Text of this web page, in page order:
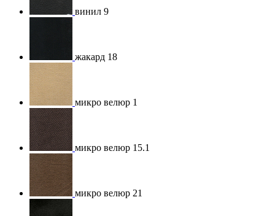
винил 9
жакард 18
микро велюр 1
микро велюр 15.1
микро велюр 21